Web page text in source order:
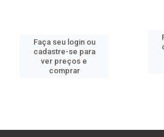
Faça seu login ou
cadastre-se para
ver preços e
comprar